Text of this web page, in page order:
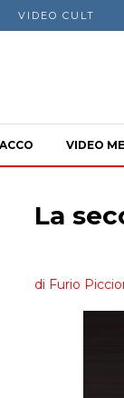
VIDEO CULT
VIDEO
La
di Furio